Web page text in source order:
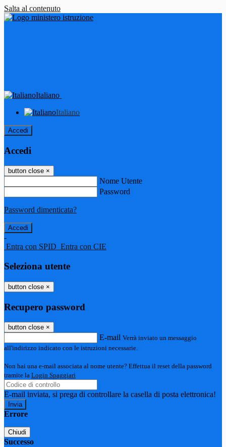
Salta al contenuto
Italiano
Italiano
Accedi
Accedi
button close ×
Nome Utente
Password
Password dimenticata?
-
Entra con SPID Entra con CIE
Seleziona utente
button close ×
Recupero password
button close ×
E-mail Verrà inviato un messaggio
all'indirizzo indicato con le istruzioni necessarie.
Non hai una e-mail associata al nome utente? Effettua il reset della password
tramite la Login Spaggiari
E-mail inviata, si prega di controllare la casella di posta elettronica!
Errore
Chiudi
Successo